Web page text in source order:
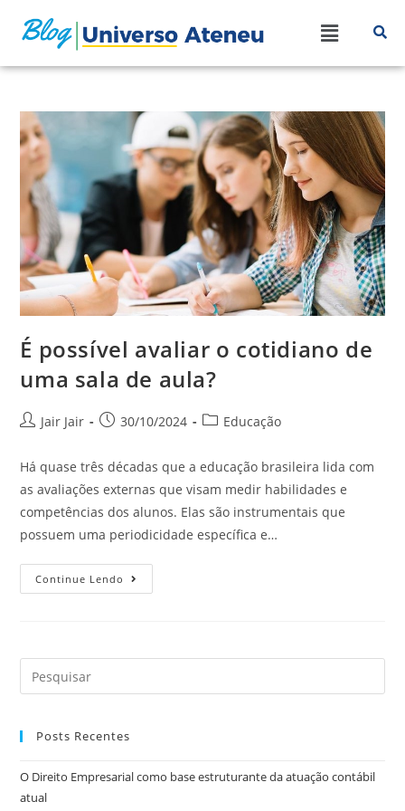
É possível avaliar o cotidiano de
uma sala de aula?
Jair Jair 30/10/2024 Educação
Há quase três décadas que a educação brasileira lida com
as avaliações externas que visam medir habilidades e
competências dos alunos. Elas são instrumentais que
possuem uma periodicidade específica e…
Continue Lendo
Posts Recentes
O Direito Empresarial como base estruturante da atuação contábil
atual